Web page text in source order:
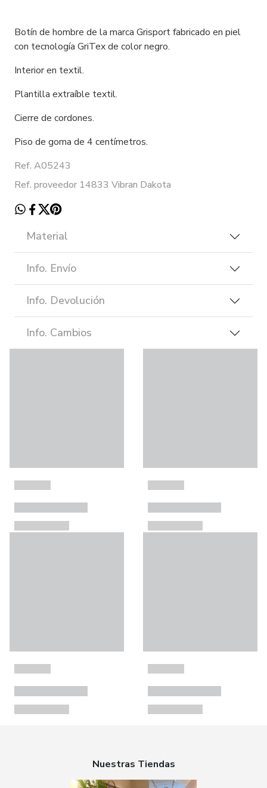
Botín de hombre de la marca Grisport fabricado en piel
con tecnología GriTex de color negro.
Interior en textil.
Plantilla extraíble textil.
Cierre de cordones.
Piso de goma de 4 centímetros.
Ref. A05243
Ref. proveedor 14833 Vibran Dakota
Material
Info. Envío
Info. Devolución
Info. Cambios
Nuestras Tiendas